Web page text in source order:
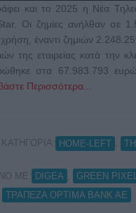
και το 2025 η Νέα
Star. Οι ζημίες ανήλθαν σε
έναντι ζημιών
της εταιρείας κατά την
στα 67.983.793
Περισσότερα...
HOME-LEFT
ΜΕ: DIGEA GREEN
ΤΡΑΠΕΖΑ OPTIMA BANK AE